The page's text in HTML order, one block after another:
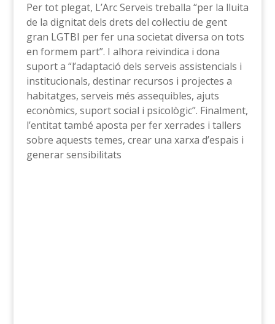
Per tot plegat, L’Arc Serveis treballa “per la lluita
de la dignitat dels drets del col·lectiu de gent
gran LGTBI per fer una societat diversa on tots
en formem part”. I alhora reivindica i dona
suport a “l’adaptació dels serveis assistencials i
institucionals, destinar recursos i projectes a
habitatges, serveis més assequibles, ajuts
econòmics, suport social i psicològic”. Finalment,
l’entitat també aposta per fer xerrades i tallers
sobre aquests temes, crear una xarxa d’espais i
generar sensibilitats